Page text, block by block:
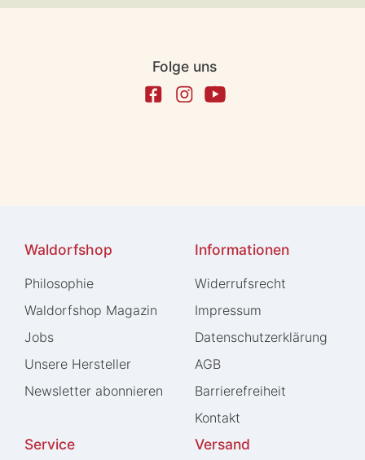
Folge uns
Waldorfshop
Philosophie
Waldorfshop Magazin
Jobs
Unsere Hersteller
Newsletter abonnieren
Informationen
Widerrufs­recht
Impressum
Daten­schutz­erklärung
AGB
Barrierefreiheit
Kontakt
Service Versand